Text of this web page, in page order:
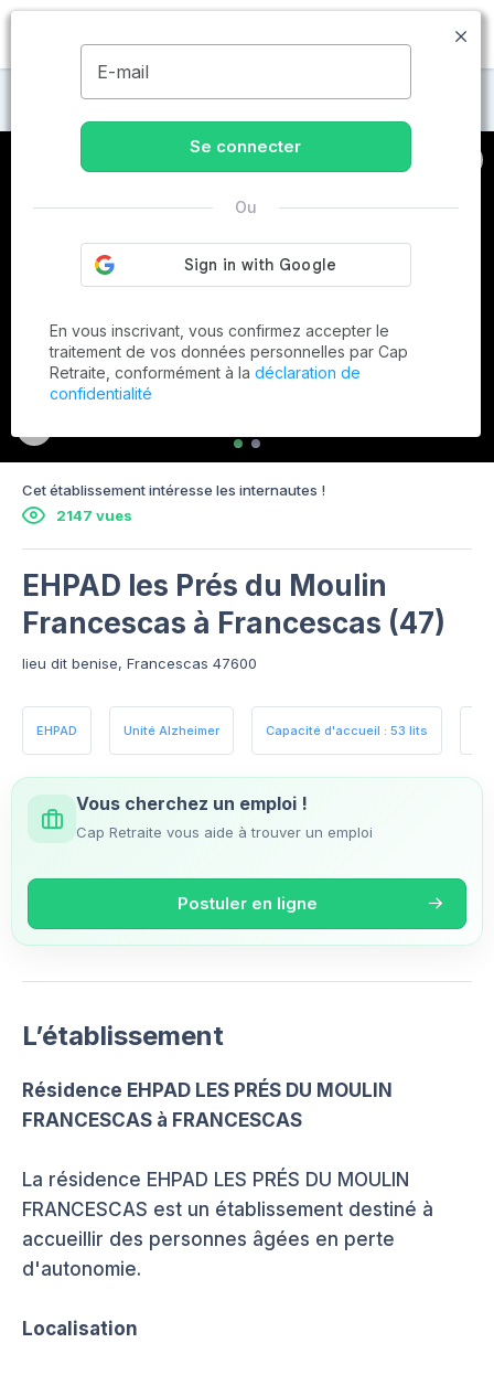
MENU
Maisons de retraite à Francescas
Cet établissement intéresse les internautes !
2147 vues
EHPAD les Prés du Moulin
Francescas à Francescas (47)
lieu dit benise, Francescas 47600
EHPAD Unité Alzheimer Capacité d'accueil : 53 lits
Vous cherchez un emploi !
Cap Retraite vous aide à trouver un emploi
Postuler en ligne
L’établissement
Résidence EHPAD LES PRÉS DU MOULIN
FRANCESCAS à FRANCESCAS
La résidence EHPAD LES PRÉS DU MOULIN
FRANCESCAS est un établissement destiné à
accueillir des personnes âgées en perte
d'autonomie.
Localisation
E-mail
Se connecter
Ou
En vous inscrivant, vous confirmez accepter le
traitement de vos données personnelles par Cap
Retraite, conformément à la déclaration de
confidentialité